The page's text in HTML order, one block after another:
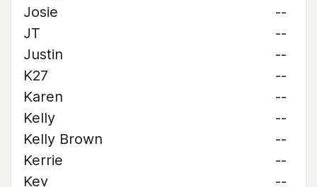
Josie
--
JT
--
Justin
--
K27
--
Karen
--
Kelly
--
Kelly Brown
--
Kerrie
--
Kev
--